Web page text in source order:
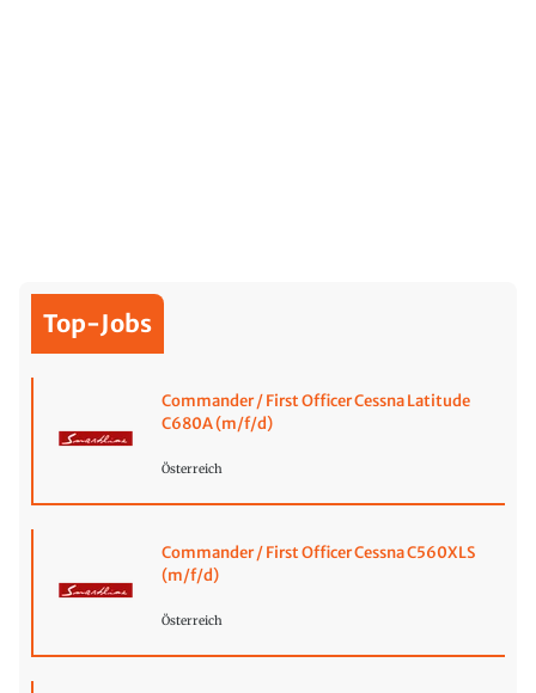
Top-Jobs
Commander / First Officer Cessna Latitude
C680A (m/f/d)
Österreich
Commander / First Officer Cessna C560XLS
(m/f/d)
Österreich